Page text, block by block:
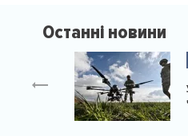
Останні новини